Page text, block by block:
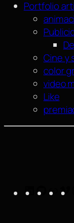
Portfolio
Cine y
color
video
Like
LinkedIn
GitHub